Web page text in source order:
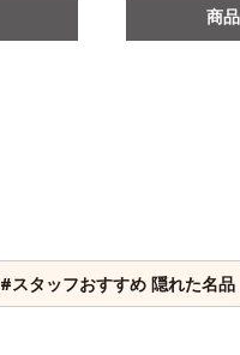
商
#スタッフおすすめ 隠れた名品